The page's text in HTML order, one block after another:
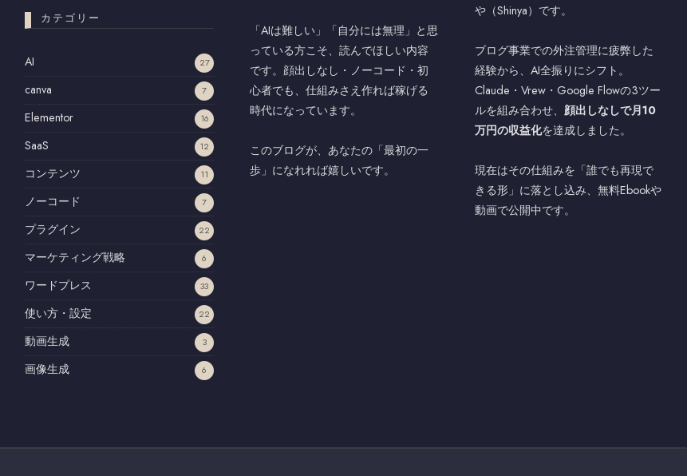
カテゴリー
AI 27
canva 7
Elementor 16
SaaS 12
コンテンツ 11
ノーコード 7
プラグイン 22
マーケティング戦略 6
ワードプレス 33
使い方・設定 22
動画生成 3
画像生成 6
「AIは難しい」「自分には無理」と思
っている方こそ、読んでほしい内容
です。顔出しなし・ノーコード・初
心者でも、仕組みさえ作れば稼げる
時代になっています。
このブログが、あなたの「最初の一
歩」になれれば嬉しいです。
や（Shinya）です。
ブログ事業での外注管理に疲弊した
経験から、AI全振りにシフト。
Claude・Vrew・Google Flowの3ツー
ルを組み合わせ、 顔出しなしで月10
万円の収益化を達成しました。
現在はその仕組みを「誰でも再現で
きる形」に落とし込み、無料Ebookや
動画で公開中です。